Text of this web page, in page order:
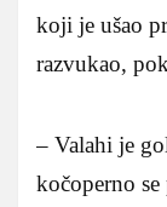
koji je ušao
razvukao,
– Valahi je
kočoperno se